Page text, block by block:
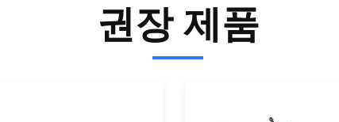
권장 제품